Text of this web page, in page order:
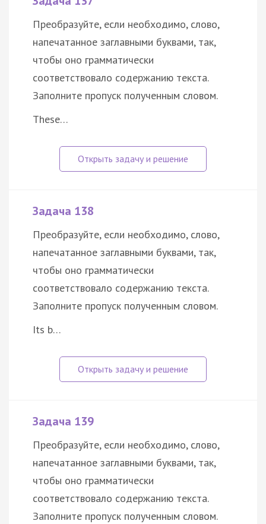
Преобразуйте, если необходимо, слово,
напечатанное заглавными буквами, так,
чтобы оно грамматически
соответствовало содержанию текста.
Заполните пропуск полученным словом.
These…
Задача 138
Преобразуйте, если необходимо, слово,
напечатанное заглавными буквами, так,
чтобы оно грамматически
соответствовало содержанию текста.
Заполните пропуск полученным словом.
Its b…
Задача 139
Преобразуйте, если необходимо, слово,
напечатанное заглавными буквами, так,
чтобы оно грамматически
соответствовало содержанию текста.
Заполните пропуск полученным словом.